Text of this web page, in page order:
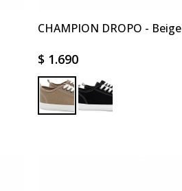
CHAMPION DROPO - Beige
$ 1.690